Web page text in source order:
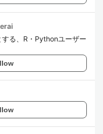
る、R・Pythonユーザー